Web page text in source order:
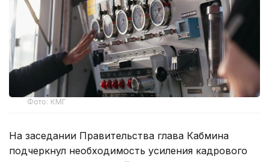
Фото: КМГ
На заседании Правительства глава Кабмина
подчеркнул необходимость усиления кадрового